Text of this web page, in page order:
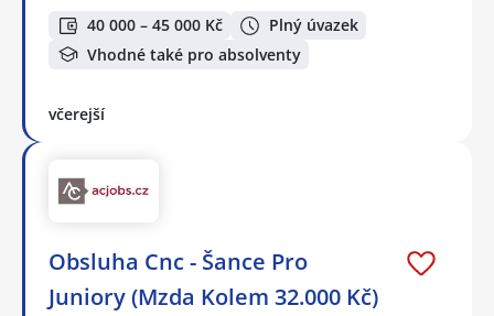
40 000 – 45 000 Kč
Plný úvazek
Vhodné také pro absolventy
včerejší
Obsluha Cnc - Šance Pro
Juniory (Mzda Kolem 32.000 Kč)